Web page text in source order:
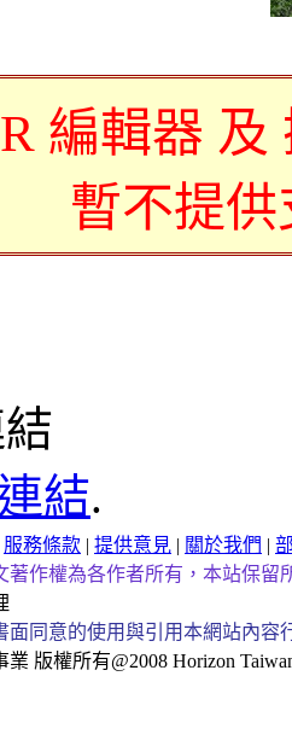
編輯器 及
暫不提
結.
服務條款 | 提供意見 | 關於我們 |
著作權為各作者所有，本站保留
面同意的使用與引用本網站內
業 版權所有@2008 Horizon